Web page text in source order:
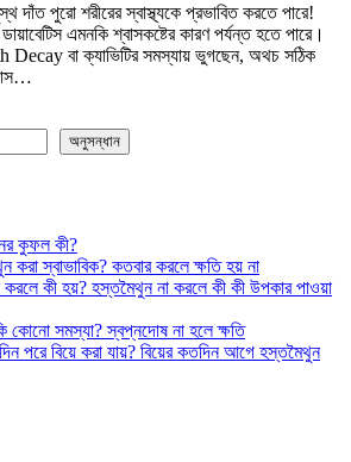
পুরো শরীরের স্বাস্থ্যকে প্রভাবিত করতে পারে!
এমনকি শ্বাসকষ্টের কারণ পর্যন্ত হতে পারে।
বা ক্যাভিটির সমস্যায় ভুগছেন, অথচ সঠিক
অনুসন্ধান
কুফল কী?
করা স্বাভাবিক? কতবার করলে ক্ষতি হয় না
কী হয়? হস্তমৈথুন না করলে কী কী উপকার পাওয়া
কোনো সমস্যা? স্বপ্নদোষ না হলে ক্ষতি
পরে বিয়ে করা যায়? বিয়ের কতদিন আগে হস্তমৈথুন